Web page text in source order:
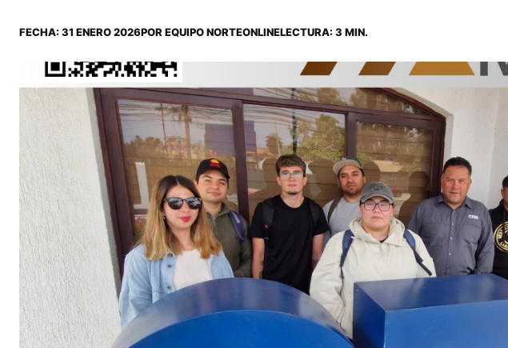
FECHA: 31 ENERO 2026POR EQUIPO NORTEONLINELECTURA: 3 MIN.